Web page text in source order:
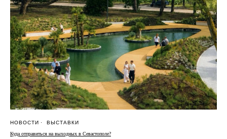
НОВОСТИ
ВЫСТАВКИ
Куда отправиться на выходных в Севастополе?